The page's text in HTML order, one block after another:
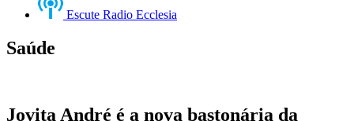
Escute Radio Ecclesia
Saúde
Jovita André é a nova bastonária da